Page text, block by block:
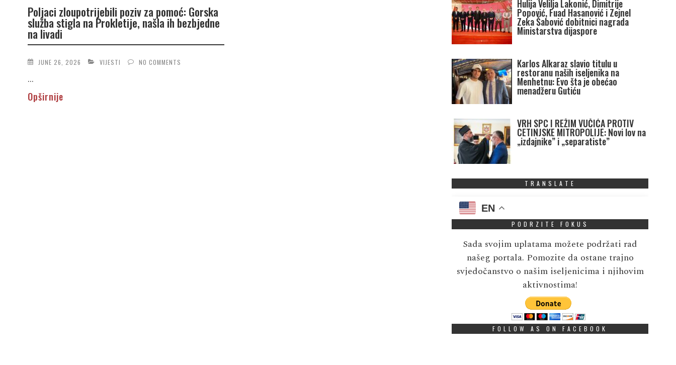
Poljaci zloupotrijebili poziv za pomoć: Gorska
služba stigla na Prokletije, našla ih bezbjedne
na livadi
JUNE 26, 2026 VIJESTI NO COMMENTS
...
Opširnije
Hulija Velilja Lakonić, Dimitrije
Popović, Fuad Hasanović i Zejnel
Zeka Šabović dobitnici nagrada
Ministarstva dijaspore
Karlos Alkaraz slavio titulu u
restoranu naših iseljenika na
Menhetnu: Evo šta je obećao
menadžeru Gutiću
VRH SPC I REŽIM VUČIĆA PROTIV
CETINJSKE MITROPOLIJE: Novi lov na
„izdajnike” i „separatiste”
TRANSLATE
EN
PODRZITE FOKUS
Sada svojim uplatama možete podržati rad
našeg portala. Pomozite da ostane trajno
svjedočanstvo o našim iseljenicima i njihovim
aktivnostima!
FOLLOW AS ON FACEBOOK